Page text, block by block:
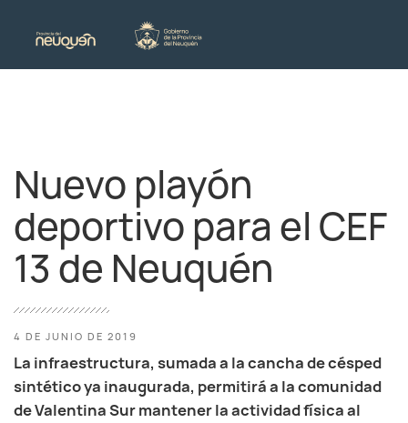
Nuevo playón
deportivo para el CEF
13 de Neuquén
4 DE JUNIO DE 2019
La infraestructura, sumada a la cancha de césped
sintético ya inaugurada, permitirá a la comunidad
de Valentina Sur mantener la actividad física al